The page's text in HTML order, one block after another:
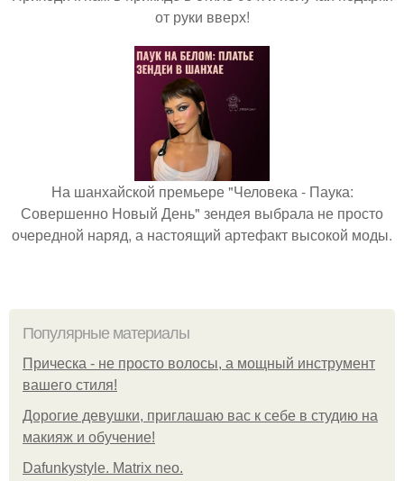
от руки вверх!
На шанхайской премьере "Человека - Паука:
Совершенно Новый День" зендея выбрала не просто
очередной наряд, а настоящий артефакт высокой моды.
Популярные материалы
Прическа - не просто волосы, а мощный инструмент
вашего стиля!
Дорогие девушки, приглашаю вас к себе в студию на
макияж и обучение!
Dafunkystyle. Matrix neo.